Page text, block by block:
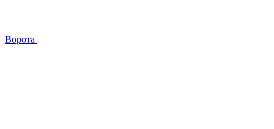
Ворота